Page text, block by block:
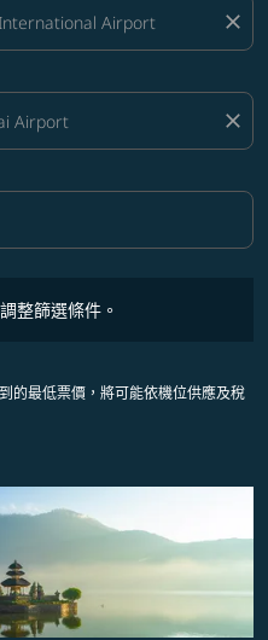
close
close
整篩選條件。
的最低票價，將可能依機位供應及稅